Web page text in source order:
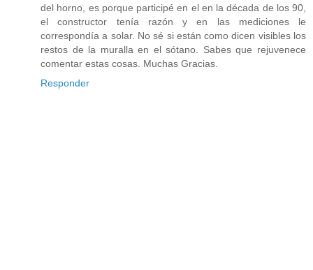
del horno, es porque participé en el en la década de los 90,
el constructor tenía razón y en las mediciones le
correspondía a solar. No sé si están como dicen visibles los
restos de la muralla en el sótano. Sabes que rejuvenece
comentar estas cosas. Muchas Gracias.
Responder